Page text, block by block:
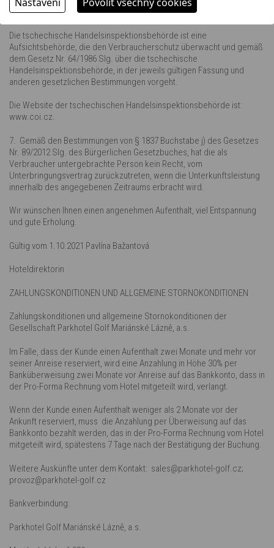
Email: adr@coi.cz, Web: https://adr.coi.cz
Die tschechische Handelsinspektionsbehörde ist eine
Aufsichtsbehörde, die den Verbraucherschutz überwacht und gemäß
dem Gesetz Nr. 64/1986 Slg. über die tschechische
Handelsinspektionsbehörde, in der jeweils gültigen Fassung und
anderen gesetzlichen Bestimmungen vorgeht.
Die Website der tschechischen Handelsinspektionsbehörde ist:
www.coi.cz.
7. Gemäß den Bestimmungen von § 1837 Buchstabe j) des Gesetzes
Nr. 89/2012 Slg. des Bürgerlichen Gesetzbuches, hat die als
Verbraucher untergebrachte Person kein Recht, vom
Unterbringungsvertrag zurückzutreten, wenn die Unterkunftsleistung
innerhalb des angegebenen Zeitraums erbracht wird.
Wir wünschen Ihnen einen angenehmen Aufenthalt, viel Entspannung
und gute Erholung.
Gültig vom 1.10.2021 Pavlína Bažantová
Hoteldirektorin
ZAHLUNGSKONDITIONEN UND ALLGEMEINE STORNOKONDITIONEN
Zahlungskonditionen und allgemeine Stornokonditionen der
Gesellschaft Parkhotel Golf Mariánské Lázně, a.s.
Im Falle, dass der Kunde einen Aufenthalt zwei Monate und mehr vor
seiner Anreise reserviert, wird eine Anzahlung in Höhe 30% per
Banküberweisung zwei Monate vor Anreise auf das Bankkonto, dass in
der Pro-Forma Rechnung vom Hotel mitgeteilt wird, verlangt.
Wenn der Kunde einen Aufenthalt weniger als 2 Monate vor der
Ankunft reserviert, muss die Anzahlung per Überweisung auf das
Bankkonto bezahlt werden, das in der Pro-Forma Rechnung vom Hotel
mitgeteilt wird, spätestens 7 Tage nach der Bestätigung der Buchung.
Weitere Auskünfte unter dem Kontakt: sales@parkhotel-golf.cz;
provoz@parkhotel-golf.cz
Bankverbindung:
Parkhotel Golf Mariánské Lázně, a.s.